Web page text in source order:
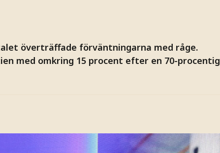
överträffade förväntningarna med råge.
med omkring 15 procent efter en 70-procentig